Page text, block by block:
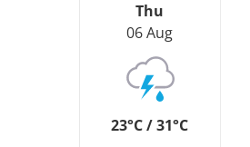
Thu
06 Aug
23°C / 31°C